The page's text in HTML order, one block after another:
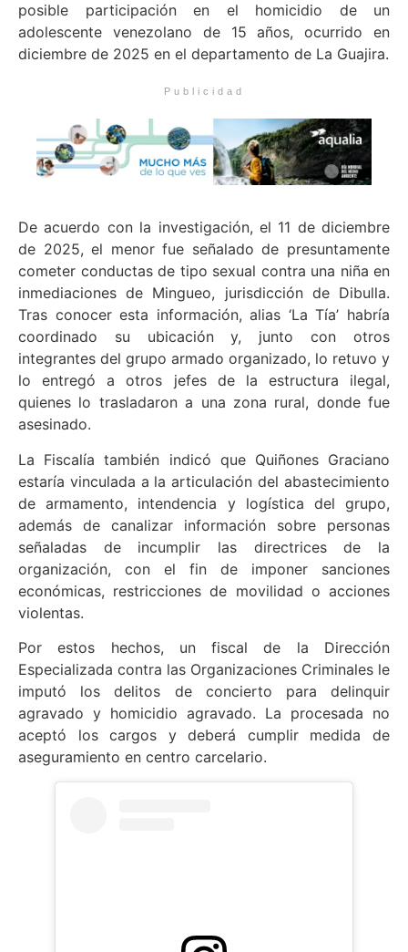
posible participación en el homicidio de un
adolescente venezolano de 15 años, ocurrido en
diciembre de 2025 en el departamento de La Guajira.
Publicidad
De acuerdo con la investigación, el 11 de diciembre
de 2025, el menor fue señalado de presuntamente
cometer conductas de tipo sexual contra una niña en
inmediaciones de Mingueo, jurisdicción de Dibulla.
Tras conocer esta información, alias ‘La Tía’ habría
coordinado su ubicación y, junto con otros
integrantes del grupo armado organizado, lo retuvo y
lo entregó a otros jefes de la estructura ilegal,
quienes lo trasladaron a una zona rural, donde fue
asesinado.
La Fiscalía también indicó que Quiñones Graciano
estaría vinculada a la articulación del abastecimiento
de armamento, intendencia y logística del grupo,
además de canalizar información sobre personas
señaladas de incumplir las directrices de la
organización, con el fin de imponer sanciones
económicas, restricciones de movilidad o acciones
violentas.
Por estos hechos, un fiscal de la Dirección
Especializada contra las Organizaciones Criminales le
imputó los delitos de concierto para delinquir
agravado y homicidio agravado. La procesada no
aceptó los cargos y deberá cumplir medida de
aseguramiento en centro carcelario.